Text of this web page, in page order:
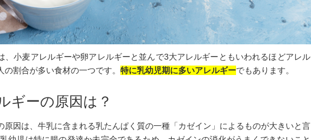
、小麦アレルギーや卵アレルギーと並んで3大アレルギーともいわれるほどアレル
の割合が多い食材の一つです。 特に乳幼児期に多いアレルギーでもあります。
ギーの原因は？
原因は、牛乳に含まれる乳たんぱく質の一種「カゼイン」によるものが大きいと言